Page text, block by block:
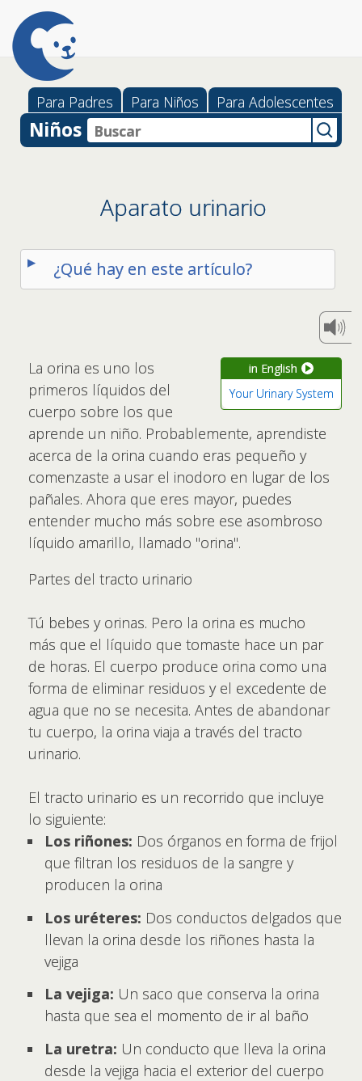
Para Padres Para Niños Para Adolescentes
Niños
Aparato urinario
¿Qué hay en este artículo?
in English
Your Urinary System
La orina es uno los
primeros líquidos del
cuerpo sobre los que
aprende un niño. Probablemente, aprendiste
acerca de la orina cuando eras pequeño y
comenzaste a usar el inodoro en lugar de los
pañales. Ahora que eres mayor, puedes
entender mucho más sobre ese asombroso
líquido amarillo, llamado "orina".
Partes del tracto urinario
Tú bebes y orinas. Pero la orina es mucho
más que el líquido que tomaste hace un par
de horas. El cuerpo produce orina como una
forma de eliminar residuos y el excedente de
agua que no se necesita. Antes de abandonar
tu cuerpo, la orina viaja a través del tracto
urinario.
El tracto urinario es un recorrido que incluye
lo siguiente:
Los riñones: Dos órganos en forma de frijol
que filtran los residuos de la sangre y
producen la orina
Los uréteres: Dos conductos delgados que
llevan la orina desde los riñones hasta la
vejiga
La vejiga: Un saco que conserva la orina
hasta que sea el momento de ir al baño
La uretra: Un conducto que lleva la orina
desde la vejiga hacia el exterior del cuerpo